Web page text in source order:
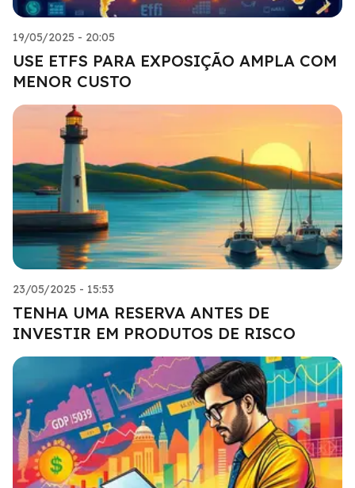
19/05/2025 - 20:05
USE ETFS PARA EXPOSIÇÃO AMPLA COM
MENOR CUSTO
23/05/2025 - 15:53
TENHA UMA RESERVA ANTES DE
INVESTIR EM PRODUTOS DE RISCO